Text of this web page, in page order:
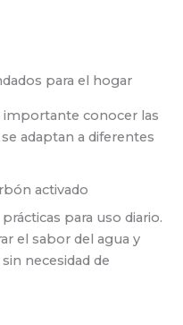
para el hogar
importante conocer las
adaptan a diferentes
activado
para uso diario.
el sabor del agua y
necesidad de